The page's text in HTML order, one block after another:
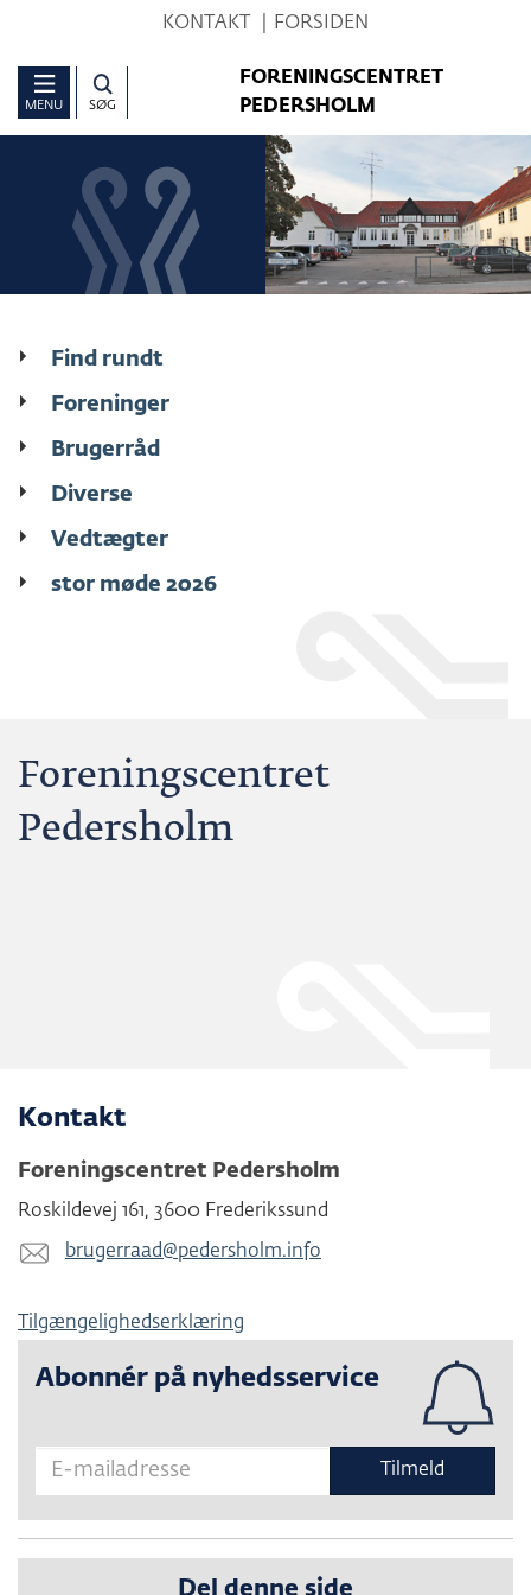
Hop
sidens
indhold
KONTAKT FORSIDEN
MENU SØG
FORENINGSCENTRET
PEDERSHOLM
Find rundt
Foreninger
Brugerråd
Diverse
Vedtægter
stor møde 2026
Foreningscentret
Pedersholm
Kontakt
Foreningscentret Pedersholm
Roskildevej 161, 3600 Frederikssund
brugerraad@​pedersholm.info
Tilgængelighedserklæring
Abonnér på nyhedsservice
Tilmeld
Del denne side